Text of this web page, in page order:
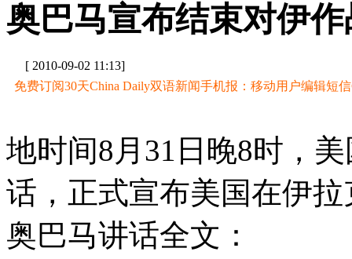
奥巴马宣布结束对伊
[ 2010-09-02 11:13]
免费订阅30天China Daily双语新闻手机报：移动用户编辑短信
地时间8月31日晚8时，
话，正式宣布美国在伊
奥巴马讲话全文：